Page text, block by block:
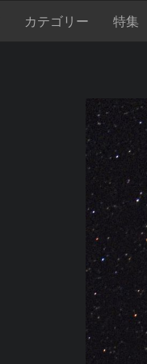
カテゴリー 特集